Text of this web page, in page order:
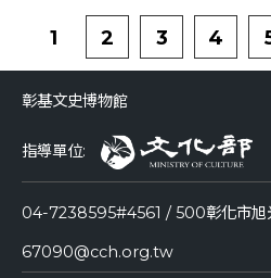
1 2 3 4
彰基文史博物館
指導單位:
04-7238595#4561 / 500彰化市旭
67090@cch.org.tw